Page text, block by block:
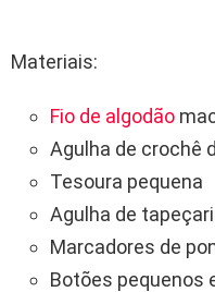
Materiais:
Fio de algodão
Agulha de crochê
Tesoura pequena
Agulha de
Marcadores de
Botões pequenos